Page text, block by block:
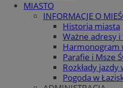
MIASTO
INFORMACJE O
Historia miasta
Ważne adresy
Harmonogram
Parafie i Msze
Rozkłady jazdy
Pogoda w